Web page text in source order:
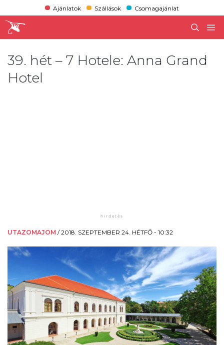
Ajánlatok Szállások Csomagajánlat
39. hét – 7 Hotele: Anna Grand
Hotel
UTAZOMAJOM /2018. SZEPTEMBER 24. HÉTFŐ - 10:32